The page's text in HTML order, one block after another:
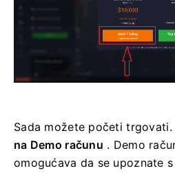
Sada možete početi trgovati.
na Demo računu . Demo
omogućava da se upoznate